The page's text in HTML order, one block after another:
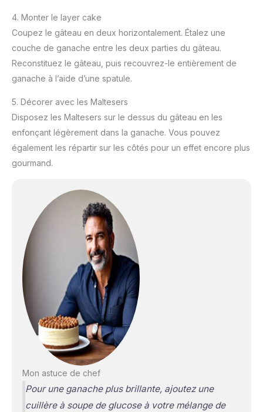
4. Monter le layer cake
Coupez le gâteau en deux horizontalement. Étalez une
couche de ganache entre les deux parties du gâteau.
Reconstituez le gâteau, puis recouvrez-le entièrement de
ganache à l’aide d’une spatule.
5. Décorer avec les Maltesers
Disposez les Maltesers sur le dessus du gâteau en les
enfonçant légèrement dans la ganache. Vous pouvez
également les répartir sur les côtés pour un effet encore plus
gourmand.
Mon astuce de chef
Pour une ganache plus brillante, ajoutez une
cuillère à soupe de glucose à votre mélange de